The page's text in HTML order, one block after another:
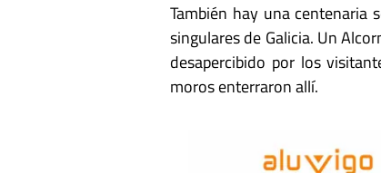
También hay una centenaria
singulares de Galicia. Un
desapercibido por los
moros enterraron allí.